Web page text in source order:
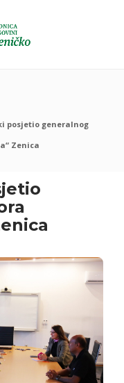
posjetio generalnog
Zenica